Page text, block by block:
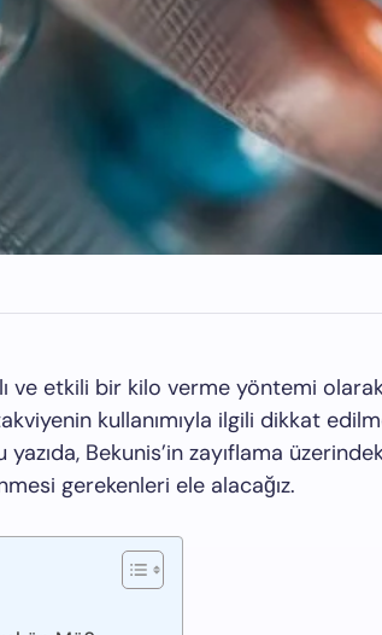
ve etkili bir kilo verme yöntemi
kullanımıyla ilgili dikkat
Bekunis’in zayıflama
gerekenleri ele alacağız.